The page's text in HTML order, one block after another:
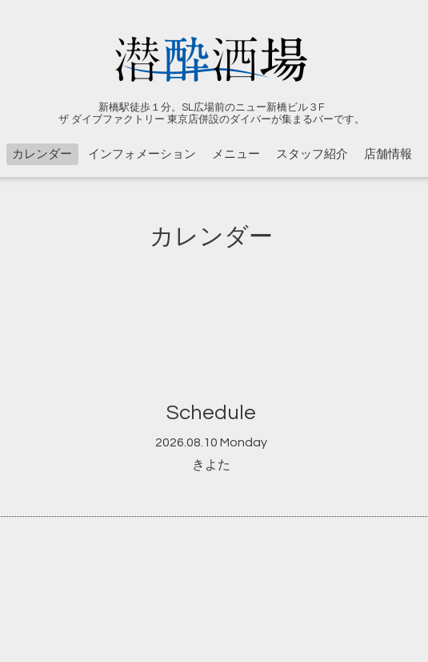
新橋駅徒歩１分。SL広場前のニュー新橋ビル３F
ザ ダイブファクトリー 東京店併設のダイバーが集まるバーです。
カレンダー インフォメーション メニュー スタッフ紹介 店舗情報
カレンダー
Schedule
2026.08.10 Monday
きよた